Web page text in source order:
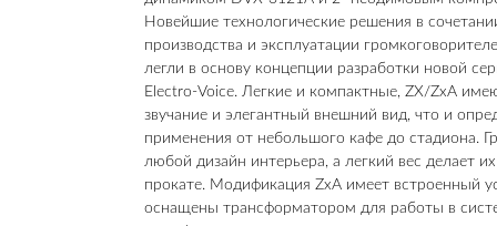
Новейшие технологические решения в
производства и эксплуатации
легли в основу концепции разработки новой
Electro-Voice. Легкие и компактные, ZX/ZxA
звучание и элегантный внешний вид, что и
применения от небольшого кафе до стадиона.
любой дизайн интерьера, а легкий вес делает
прокате. Модификация ZxA имеет встроенный
оснащены трансформатором для работы в